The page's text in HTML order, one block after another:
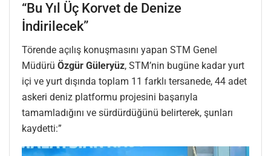
“Bu Yıl Üç Korvet de Denize
İndirilecek”
Törende açılış konuşmasını yapan STM Genel
Müdürü Özgür Güleryüz, STM’nin bugüne kadar yurt
içi ve yurt dışında toplam 11 farklı tersanede, 44 adet
askeri deniz platformu projesini başarıyla
tamamladığını ve sürdürdüğünü belirterek, şunları
kaydetti:”